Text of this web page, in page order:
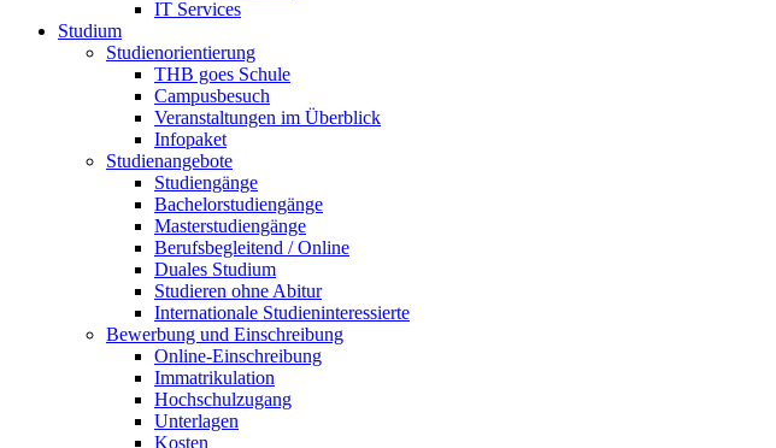
IT Services
Studium
Studienorientierung
THB goes Schule
Campusbesuch
Veranstaltungen im Überblick
Infopaket
Studienangebote
Studiengänge
Bachelorstudiengänge
Masterstudiengänge
Berufsbegleitend / Online
Duales Studium
Studieren ohne Abitur
Internationale Studieninteressierte
Bewerbung und Einschreibung
Online-Einschreibung
Immatrikulation
Hochschulzugang
Unterlagen
Kosten